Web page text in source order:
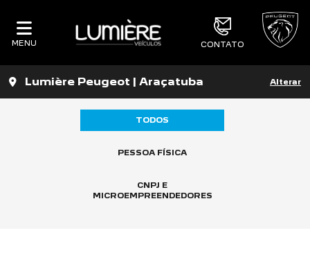
MENU CONTATO
Lumière Peugeot | Araçatuba Alterar
TODOS
PESSOA FÍSICA
CNPJ E
MICROEMPREENDEDORES